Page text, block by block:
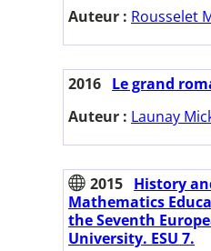
Auteur : Rousselet
2016 Le grand
Auteur : Launay
2015 History
Mathematics
the Seventh
University. ESU 7.